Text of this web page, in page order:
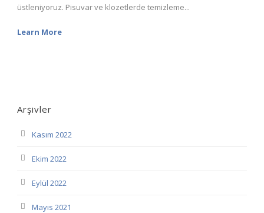
üstleniyoruz. Pisuvar ve klozetlerde temizleme...
Learn More
Arşivler
Kasım 2022
Ekim 2022
Eylül 2022
Mayıs 2021